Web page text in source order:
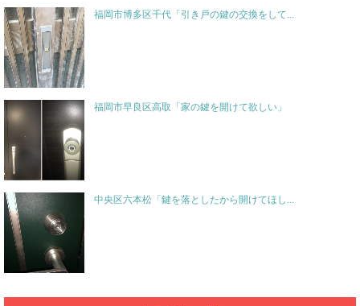
福岡市博多区千代「引き戸の鍵の交換をして...
福岡市早良区高取「家の鍵を開けて欲しい」
中央区六本松「鍵を落としたから開けてほし...